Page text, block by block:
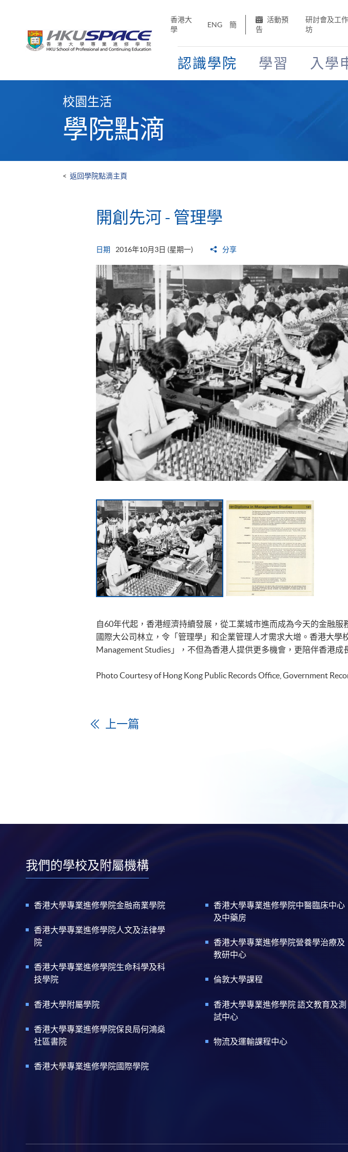
香港大
學
ENG 簡
活動預
告
研討會及工作
坊
認識學院 學習 入學
校園生活
學院點滴
< 返回學院點滴主頁
開創先河 - 管理學
日期 2016年10月3日 (星期一) 分享
自60年代起，香港經濟持續發展，從工業城市進而成為今天的金融
國際大公司林立，令「管理學」和企業管理人才需求大增。香港大
Management Studies」，不但為香港人提供更多機會，更陪伴香港成
Photo Courtesy of Hong Kong Public Records Office, Government
上一篇
我們的學校及附屬機構
香港大學專業進修學院金融商業學院
香港大學專業進修學院人文及法律學
院
香港大學專業進修學院生命科學及科
技學院
香港大學附屬學院
香港大學專業進修學院保良局何鴻燊
社區書院
香港大學專業進修學院國際學院
香港大學專業進修學院中醫臨床中心
及中藥房
香港大學專業進修學院營養學治療及
教研中心
倫敦大學課程
香港大學專業進修學院 語文教育及測
試中心
物流及運輸課程中心